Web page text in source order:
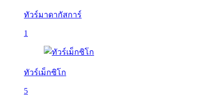
ทัวร์มาดากัสการ์
1
ทัวร์เม็กซิโก
5